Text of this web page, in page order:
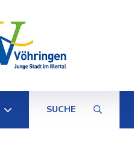
SUCHE